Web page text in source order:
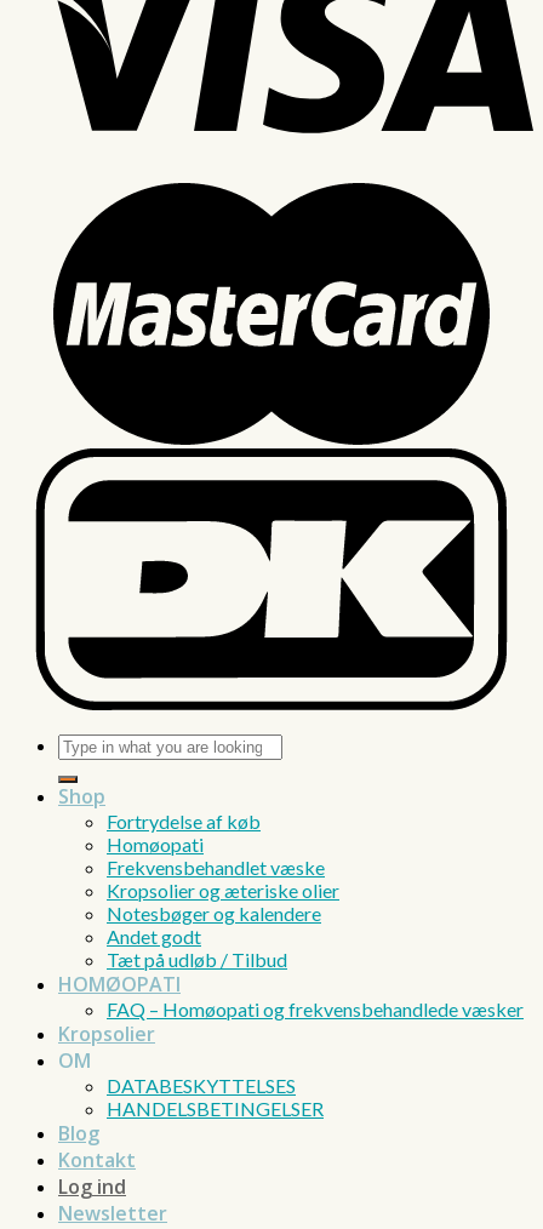
Søg
efter:
Shop
Fortrydelse af køb
Homøopati
Frekvensbehandlet væske
Kropsolier og æteriske olier
Notesbøger og kalendere
Andet godt
Tæt på udløb / Tilbud
HOMØOPATI
FAQ – Homøopati og frekvensbehandlede væsker
Kropsolier
OM
DATABESKYTTELSES
HANDELSBETINGELSER
Blog
Kontakt
Log ind
Newsletter